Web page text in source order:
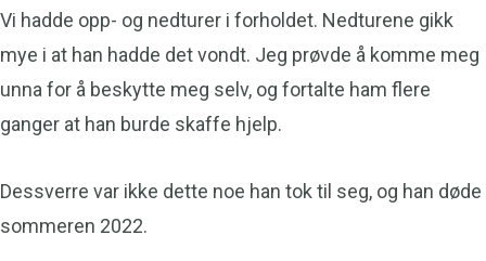
Vi hadde opp- og nedturer i forholdet. Nedturene gikk
mye i at han hadde det vondt. Jeg prøvde å komme meg
unna for å beskytte meg selv, og fortalte ham flere
ganger at han burde skaffe hjelp.
Dessverre var ikke dette noe han tok til seg, og han døde
sommeren 2022.